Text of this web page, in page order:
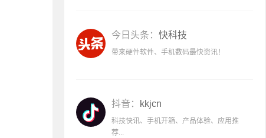
今日头条： 快科技
带来硬件软件、手机数码最快资讯！
抖音： kkjcn
科技快讯、手机开箱、产品体验、应用推
荐...